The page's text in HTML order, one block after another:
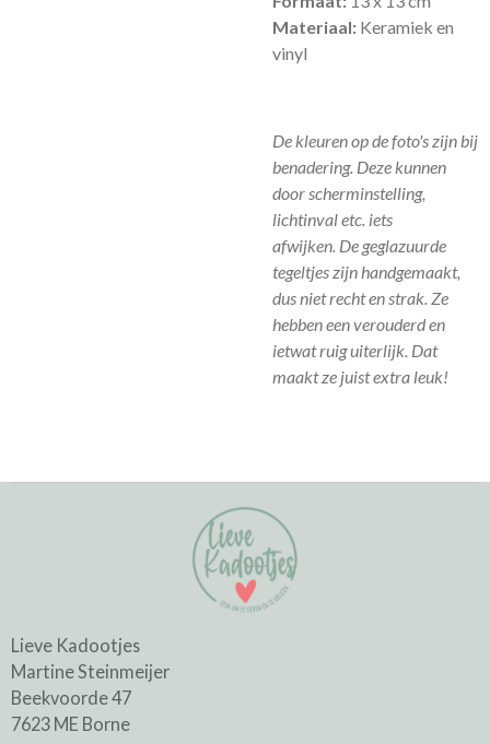
Materiaal: Keramiek en
vinyl
De kleuren op de foto's zijn bij
benadering. Deze kunnen
door scherminstelling,
lichtinval etc. iets
afwijken. De geglazuurde
tegeltjes zijn handgemaakt,
dus niet recht en strak. Ze
hebben een verouderd en
ietwat ruig uiterlijk. Dat
maakt ze juist extra leuk!
Lieve Kadootjes
Martine Steinmeijer
Beekvoorde 47
7623 ME Borne